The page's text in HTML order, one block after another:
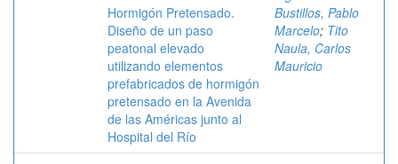
Hormigón Pretensado.
Diseño de un paso
peatonal elevado
utilizando elementos
prefabricados de hormigón
pretensado en la Avenida
de las Américas junto al
Hospital del Río
Bustillos, Pablo
Marcelo; Tito
Naula, Carlos
Mauricio